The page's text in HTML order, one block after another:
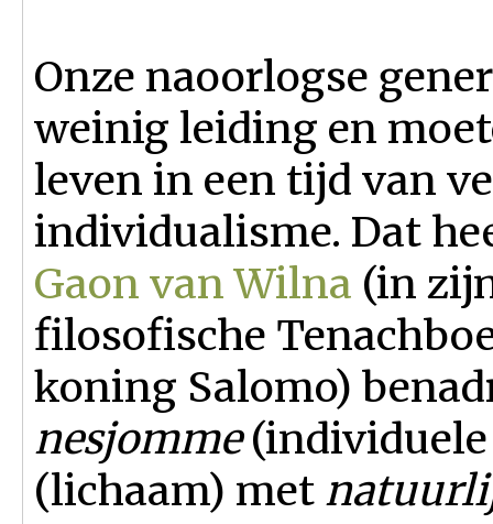
Onze naoorlogse
weinig leiding en
leven in een tijd van
individualisme. Dat
Gaon van Wilna (in
filosofische
koning Salomo)
nesjomme(individuele
(lichaam) met